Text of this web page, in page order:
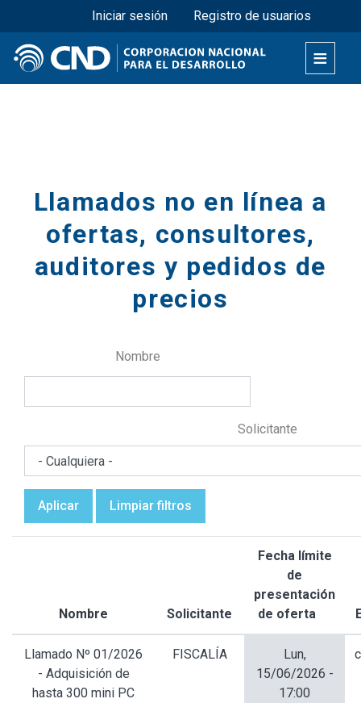
Pasar
al
contenido
principal
Menú superior
Iniciar sesión Registro de usuarios
Llamados no en línea a
ofertas, consultores,
auditores y pedidos de
precios
Nombre
Solicitante
Aplicar Limpiar filtros
Nombre Solicitante
Fecha límite
de
presentación
de oferta
Llamado Nº 01/2026
- Adquisición de
hasta 300 mini PC
FISCALÍA
Lun,
15/06/2026 -
17:00